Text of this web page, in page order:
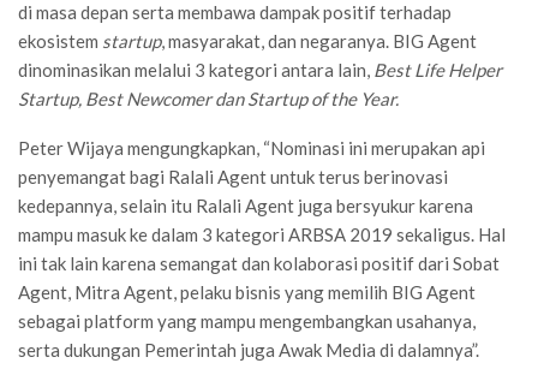
di masa depan serta membawa dampak positif terhadap
ekosistem startup, masyarakat, dan negaranya. BIG Agent
dinominasikan melalui 3 kategori antara lain, Best Life Helper
Startup, Best Newcomer dan Startup of the Year.
Peter Wijaya mengungkapkan, “Nominasi ini merupakan api
penyemangat bagi Ralali Agent untuk terus berinovasi
kedepannya, selain itu Ralali Agent juga bersyukur karena
mampu masuk ke dalam 3 kategori ARBSA 2019 sekaligus. Hal
ini tak lain karena semangat dan kolaborasi positif dari Sobat
Agent, Mitra Agent, pelaku bisnis yang memilih BIG Agent
sebagai platform yang mampu mengembangkan usahanya,
serta dukungan Pemerintah juga Awak Media di dalamnya”.